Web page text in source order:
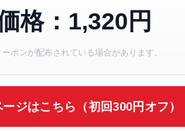
格：1,320円
ポンが配布されている場合があります。
ジはこちら（初回300円オフ）